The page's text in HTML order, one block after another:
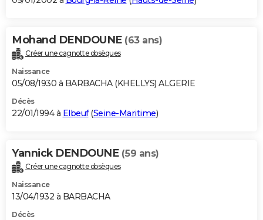
Mohand DENDOUNE (63 ans)
Créer une cagnotte obsèques
Naissance
05/08/1930 à BARBACHA (KHELLYS) ALGERIE
Décès
22/01/1994 à Elbeuf(Seine-Maritime)
Yannick DENDOUNE (59 ans)
Créer une cagnotte obsèques
Naissance
13/04/1932 à BARBACHA
Décès